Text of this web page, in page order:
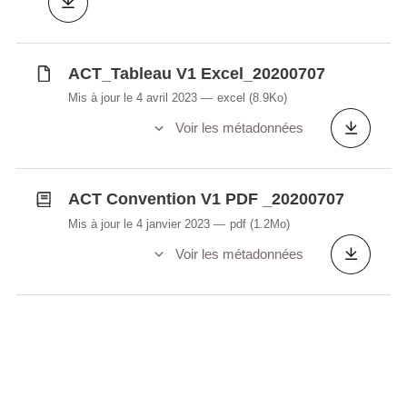
La gestion des réseaux géodésiques
nationaux.
et des rues
Arrêté grand-ducal du 26 septembre 1945
du Cadastre.
Loi du 25 juillet 2002 portant réorganisation
de l’Administration du Cadastre et de la
Loi modifiée du 25 mai 1964 concernant le
ACT_Tableau V1 Excel_20200707
Mis à jour le 4 avril 2023 excel (8.9Ko)
Voir les métadonnées
ACT Convention V1 PDF _20200707
Mis à jour le 4 janvier 2023 pdf (1.2Mo)
Voir les métadonnées